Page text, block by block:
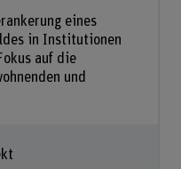
eines
in Institutionen
auf die
und